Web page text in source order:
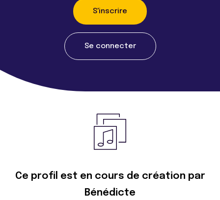
S'inscrire
Se connecter
Ce profil est en cours de création par
Bénédicte